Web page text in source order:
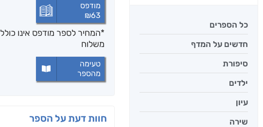
כל הספרים
חדשים על המדף
סיפורת
ילדים
עיון
שירה
מודפס
₪63
*המחיר לספר מודפס אינו כולל
משלוח
טעימה
מהספר
חוות דעת על הספר